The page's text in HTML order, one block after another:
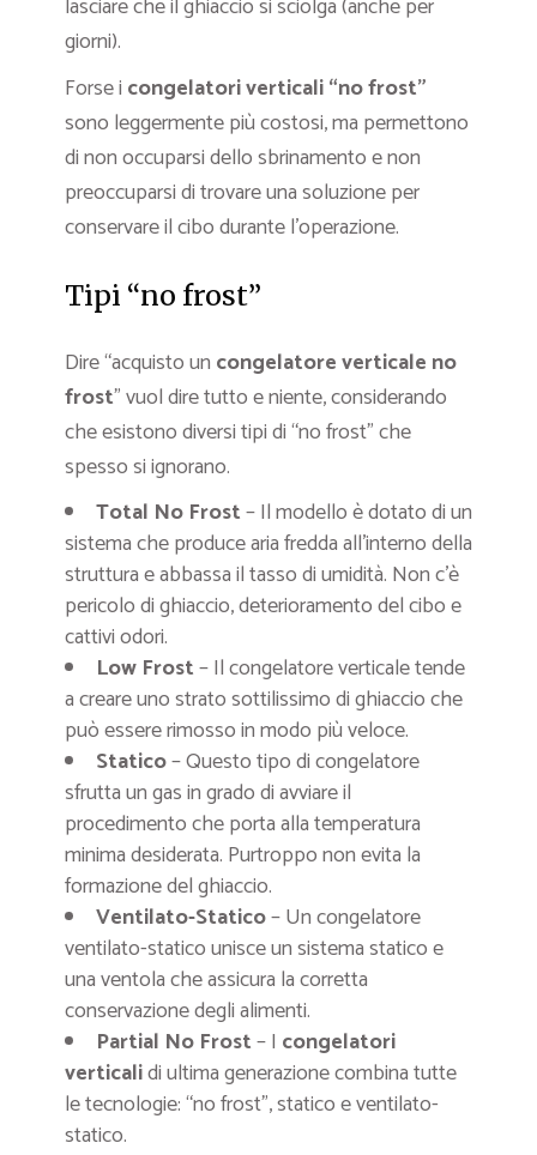
giorni).
Forse i congelatori verticali “no frost”
sono leggermente più costosi, ma permettono
di non occuparsi dello sbrinamento e non
preoccuparsi di trovare una soluzione per
conservare il cibo durante l’operazione.
Tipi “no frost”
Dire “acquisto un congelatore verticale no
frost” vuol dire tutto e niente, considerando
che esistono diversi tipi di “no frost” che
spesso si ignorano.
Total No Frost– Il modello è dotato di un
sistema che produce aria fredda all’interno della
struttura e abbassa il tasso di umidità. Non c’è
pericolo di ghiaccio, deterioramento del cibo e
cattivi odori.
Low Frost– Il congelatore verticale tende
a creare uno strato sottilissimo di ghiaccio che
può essere rimosso in modo più veloce.
Statico– Questo tipo di congelatore
sfrutta un gas in grado di avviare il
procedimento che porta alla temperatura
minima desiderata. Purtroppo non evita la
formazione del ghiaccio.
Ventilato-Statico– Un congelatore
ventilato-statico unisce un sistema statico e
una ventola che assicura la corretta
conservazione degli alimenti.
Partial No Frost– I congelatori
verticalidi ultima generazione combina tutte
le tecnologie: “no frost”, statico e ventilato-
statico.